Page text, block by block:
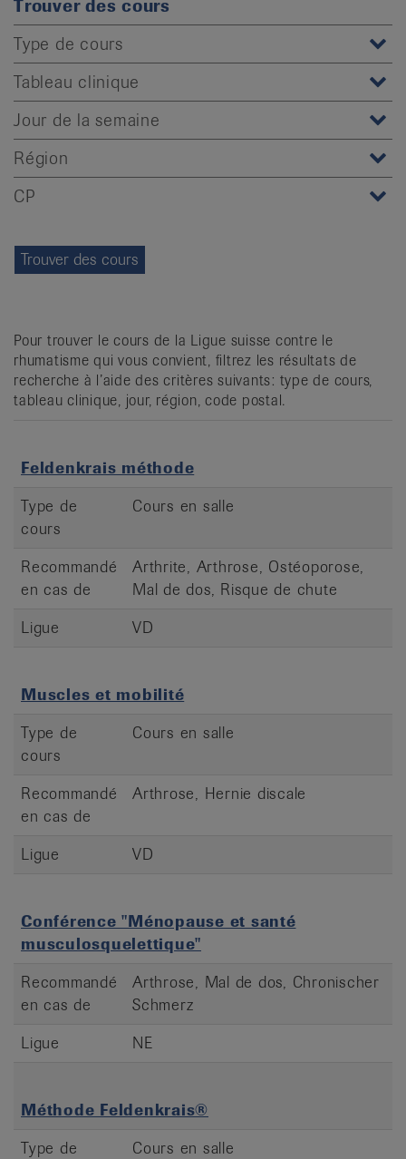
Trouver des cours
Type de cours
Tableau clinique
Jour de la semaine
Région
CP
Pour trouver le cours de la Ligue suisse contre le
rhumatisme qui vous convient, filtrez les résultats de
recherche à l’aide des critères suivants: type de cours,
tableau clinique, jour, région, code postal.
Feldenkrais méthode
Type de
cours
Cours en salle
Recommandé
en cas de
Arthrite, Arthrose, Ostéoporose,
Mal de dos, Risque de chute
Ligue
VD
Muscles et mobilité
Type de
cours
Cours en salle
Recommandé
en cas de
Arthrose, Hernie discale
Ligue VD
Conférence "Ménopause et santé
musculosquelettique"
Recommandé
en cas de
Arthrose, Mal de dos, Chronischer
Schmerz
Ligue
NE
Méthode Feldenkrais®
Type de
Cours en salle